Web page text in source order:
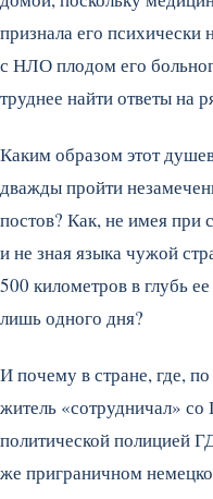
признала его
с НЛО плодом его
труднее найти ответы на
Каким образом этот
дважды пройти
постов? Как, не имея при
и не зная языка чужой
500 километров в глубь
лишь одного дня?
И почему в стране, где,
житель «сотрудничал»
политической полицией
же приграничном